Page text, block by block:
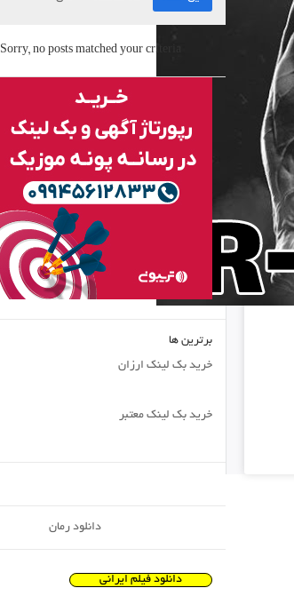
Sorry, no posts matched your criteria.
برترین ها
خرید بک لینک ارزان
خرید بک لینک معتبر
دانلود رمان
دانلود فیلم ایرانی